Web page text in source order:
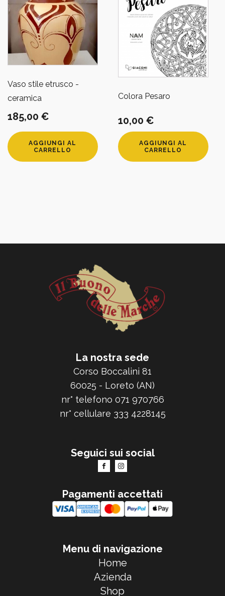
Vaso stile etrusco -
ceramica
185,00 €
AGGIUNGI AL
CARRELLO
Colora Pesaro
10,00 €
AGGIUNGI AL
CARRELLO
La nostra sede
Corso Boccalini 81
60025 - Loreto (AN)
nr° telefono 071 970766
nr° cellulare 333 4228145
Seguici sui social
Pagamenti accettati
Menu di navigazione
Home
Azienda
Shop